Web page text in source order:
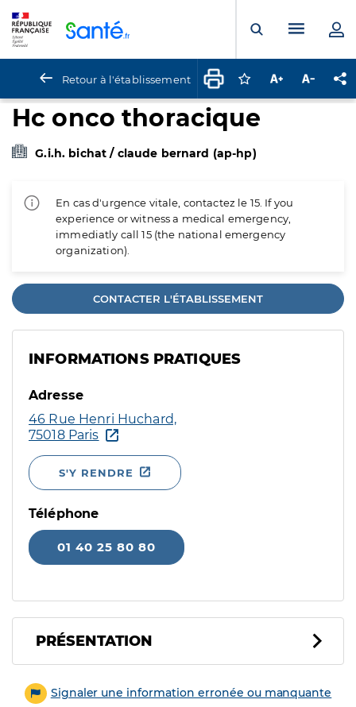
Ouvrir laMenu
Retour à l'établissement Connectez-vous
Augmenter la
Hc onco thoracique
G.i.h. bichat / claude bernard (ap-hp)
En cas d'urgence vitale, contactez le 15. If you
experience or witness a medical emergency,
immediatly call 15 (the national emergency
organization).
CONTACTER L'ÉTABLISSEMENT
INFORMATIONS PRATIQUES
Adresse
46 Rue Henri Huchard,
75018 Paris
S'Y RENDRE
Téléphone
01 40 25 80 80
PRÉSENTATION
Signaler une information erronée ou manquante